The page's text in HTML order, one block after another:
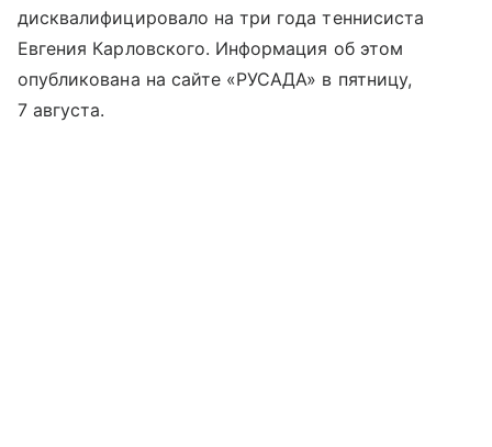
дисквалифицировало на три года теннисиста
Евгения Карловского. Информация об этом
опубликована на сайте «РУСАДА» в пятницу,
7 августа.